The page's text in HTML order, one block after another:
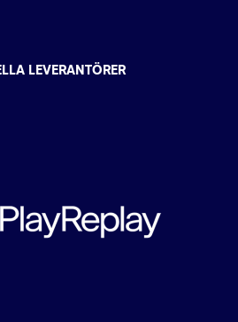
LEVERANTÖRER